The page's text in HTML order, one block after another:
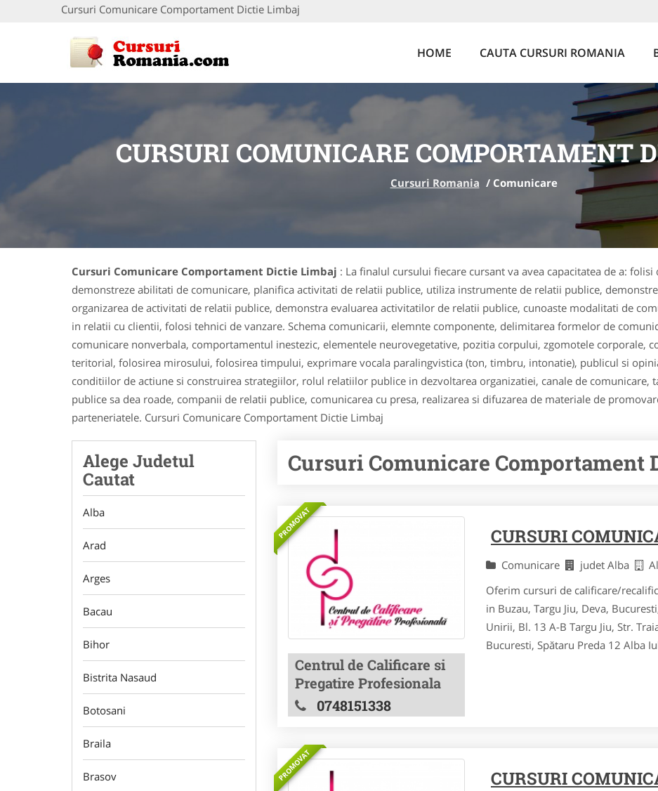
Cursuri Comunicare Comportament Dictie Limbaj
HOME CAUTA CURSURI ROMANIA
CURSURI COMUNICARE COMPORTAMENT
Cursuri Romania / Comunicare
Cursuri Comunicare Comportament Dictie Limbaj : La finalul cursului fiecare cursant va avea capacitatea de a:
demonstreze abilitati de comunicare, planifica activitati de relatii publice, utiliza instrumente de relatii publice,
organizarea de activitati de relatii publice, demonstra evaluarea activitatilor de relatii publice, cunoaste modalitati de
in relatii cu clientii, folosi tehnici de vanzare. Schema comunicarii, elemnte componente, delimitarea formelor de
comunicare nonverbala, comportamentul inestezic, elementele neurovegetative, pozitia corpului, zgomotele corporale,
teritorial, folosirea mirosului, folosirea timpului, exprimare vocala paralingvistica (ton, timbru, intonatie), publicul si
conditiilor de actiune si construirea strategiilor, rolul relatiilor publice in dezvoltarea organizatiei, canale de comunicare,
publice sa dea roade, companii de relatii publice, comunicarea cu presa, realizarea si difuzarea de materiale de
parteneriatele. Cursuri Comunicare Comportament Dictie Limbaj
Alege Judetul
Cautat
Alba
Arad
Arges
Bacau
Bihor
Bistrita Nasaud
Botosani
Braila
Brasov
Cursuri Comunicare Comportament
PROMOVAT
Centrul de Calificare si
Pregatire Profesionala
0748151338
CURSURI
Comunicare judet Alba
Oferim cursuri de calificare/
in Buzau, Targu Jiu, Deva,
Unirii, Bl. 13 A-B Targu Jiu, Str.
Bucuresti, Spătaru Preda 12 Alba
PROMOVAT CURSURI